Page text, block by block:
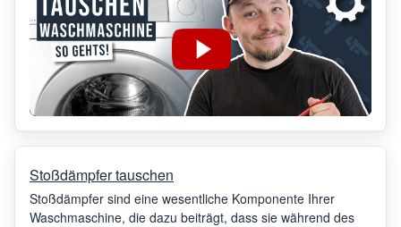
Stoßdämpfer tauschen
Stoßdämpfer sind eine wesentliche Komponente Ihrer
Waschmaschine, die dazu beiträgt, dass sie während des